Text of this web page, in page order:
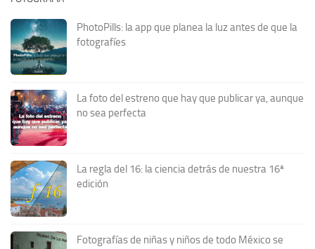
PhotoPills: la app que planea la luz antes de que la
fotografíes
La foto del estreno que hay que publicar ya, aunque
no sea perfecta
La regla del 16: la ciencia detrás de nuestra 16ª
edición
Fotografías de niñas y niños de todo México se